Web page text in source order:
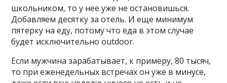
школьником, то у нее уже не остановишься.
Добавляем десятку за отель. И еще минимум
пятерку на еду, потому что еда в этом случае
будет исключительно outdoor.
Если мужчина зарабатывает, к примеру, 80 тысяч,
то при еженедельных встречах он уже в минусе,